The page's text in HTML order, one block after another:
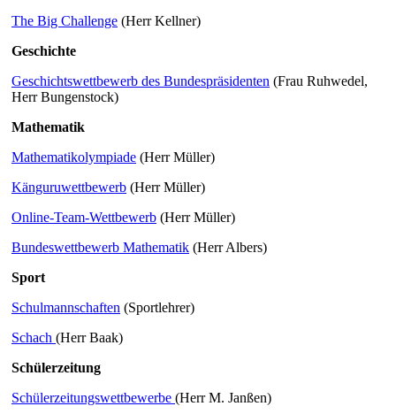
The Big Challenge (Herr Kellner)
Geschichte
Geschichtswettbewerb des Bundespräsidenten (Frau Ruhwedel,
Herr Bungenstock)
Mathematik
Mathematikolympiade (Herr Müller)
Känguruwettbewerb (Herr Müller)
Online-Team-Wettbewerb (Herr Müller)
Bundeswettbewerb Mathematik (Herr Albers)
Sport
Schulmannschaften (Sportlehrer)
Schach (Herr Baak)
Schülerzeitung
Schülerzeitungswettbewerbe (Herr M. Janßen)